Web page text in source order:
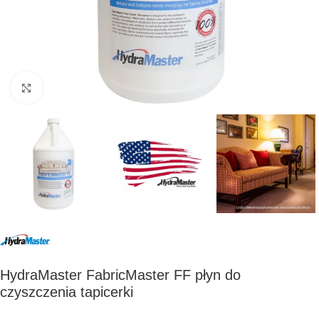
Kliknij, aby powiększyć
HydraMaster FabricMaster FF płyn do
czyszczenia tapicerki